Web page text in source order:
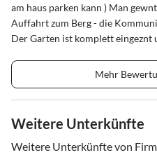
am haus parken kann ) Man
Auffahrt zum Berg - die
Der Garten ist komplett eingeznt
Mehr
Weitere Unterkünfte
Weitere Unterkünfte von